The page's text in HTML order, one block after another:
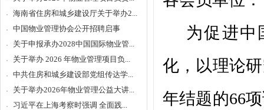
海南省住房和城乡建设厅关于举办2...
中国物业管理协会公开招聘启事
关于申报承办2028中国国际物业管...
关于举办 2026 年物业管理项目负...
中共住房和城乡建设部党组传达学...
关于举办2026年物业管理公益大讲...
习近平在上海考察时强调 全面践...
为促进中
化，以理论
年结题的66